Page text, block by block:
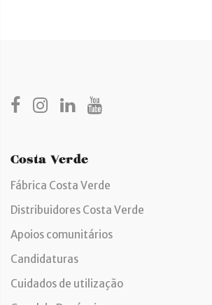
Costa Verde
Fábrica Costa Verde
Distribuidores Costa Verde
Apoios comunitários
Candidaturas
Cuidados de utilização